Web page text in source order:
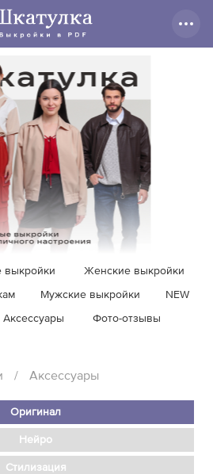
выкройки Женские выкройки
Мужские выкройки NEW
Аксессуары Фото-отзывы
/ Аксессуары
Оригинал
Нейро
Стилизация